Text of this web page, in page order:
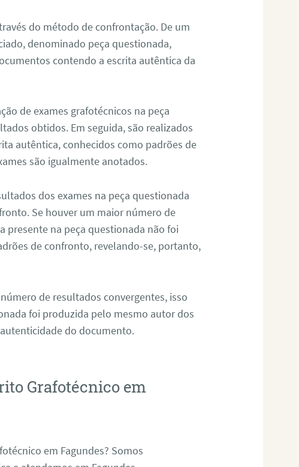
do método de confrontação. De um
denominado peça questionada,
contendo a escrita autêntica da
de exames grafotécnicos na peça
obtidos. Em seguida, são realizados
autêntica, conhecidos como padrões de
são igualmente anotados.
dos exames na peça questionada
Se houver um maior número de
presente na peça questionada não foi
de confronto, revelando-se, portanto,
de resultados convergentes, isso
foi produzida pelo mesmo autor dos
do documento.
Grafotécnico em
em Fagundes? Somos